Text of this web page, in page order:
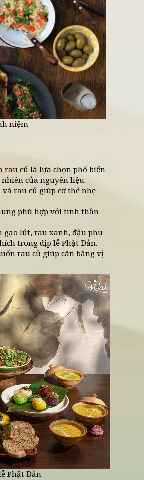
ưu tiên trong dịp lễ Phật
tinh thần thư thái hơn.
chay trong mùa lễ Phật
và biết ơn, bữa cơm cũng
tập chánh niệm
Phật Đản
hấp và canh rau củ là lựa chọn
được vị tự nhiên của nguyên
từ nấm và rau củ giúp cơ
giản nhưng phù hợp với
với cơm gạo lứt, rau xanh,
đình yêu thích trong dịp lễ Phật